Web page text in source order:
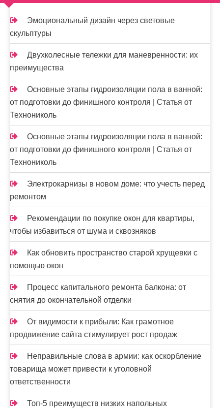
п
и
с
я
м
Эмоциональный дизайн через световые
скульптуры
Двухколесные тележки для маневренности: их
преимущества
Основные этапы гидроизоляции пола в ванной:
от подготовки до финишного контроля | Статья от
Технониколь
Основные этапы гидроизоляции пола в ванной:
от подготовки до финишного контроля | Статья от
Технониколь
Электрокарнизы в новом доме: что учесть перед
ремонтом
Рекомендации по покупке окон для квартиры,
чтобы избавиться от шума и сквозняков
Как обновить пространство старой хрущевки с
помощью окон
Процесс капитального ремонта балкона: от
снятия до окончательной отделки
От видимости к прибыли: Как грамотное
продвижение сайта стимулирует рост продаж
Неправильные слова в армии: как оскорбление
товарища может привести к уголовной
ответственности
Топ-5 преимуществ низких напольных